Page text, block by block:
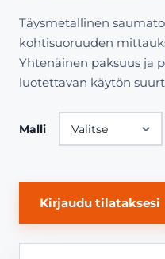
Täysmetallinen
kohtisuoruuden
Yhtenäinen paksuus ja
luotettavan käytön
Malli
Kirjaudu tilataksesi